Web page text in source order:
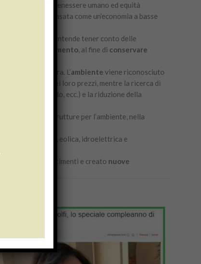
che produce benessere umano ed equità
può essere pensata come un’economia a basse
in particolare, intende tener conto delle
quindi l’inquinamento, al fine di conservare
sulla natura. L’ambiente viene riconosciuto
aumento dei loro prezzi, mentre la ricerca di
il riciclo, ecc.) e la riduzione della
delle infrastrutture per l’ambiente, nella
quella solare, eolica, idroelettrica e
tali materiali.
nuovi investimenti e creato nuove